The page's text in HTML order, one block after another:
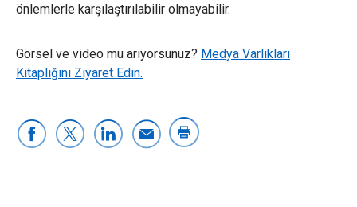
önlemlerle karşılaştırılabilir olmayabilir.
Görsel ve video mu arıyorsunuz? Medya Varlıkları
Kitaplığını Ziyaret Edin.